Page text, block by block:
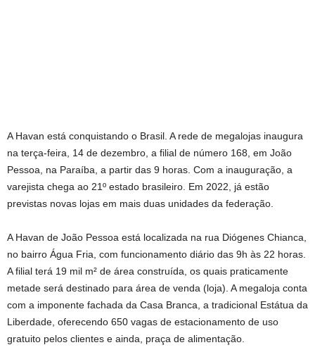
A Havan está conquistando o Brasil. A rede de megalojas inaugura
na terça-feira, 14 de dezembro, a filial de número 168, em João
Pessoa, na Paraíba, a partir das 9 horas. Com a inauguração, a
varejista chega ao 21º estado brasileiro. Em 2022, já estão
previstas novas lojas em mais duas unidades da federação.
A Havan de João Pessoa está localizada na rua Diógenes Chianca,
no bairro Água Fria, com funcionamento diário das 9h às 22 horas.
A filial terá 19 mil m² de área construída, os quais praticamente
metade será destinado para área de venda (loja). A megaloja conta
com a imponente fachada da Casa Branca, a tradicional Estátua da
Liberdade, oferecendo 650 vagas de estacionamento de uso
gratuito pelos clientes e ainda, praça de alimentação.